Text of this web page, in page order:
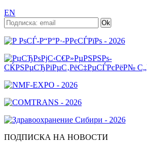
EN
ПОДПИСКА НА НОВОСТИ